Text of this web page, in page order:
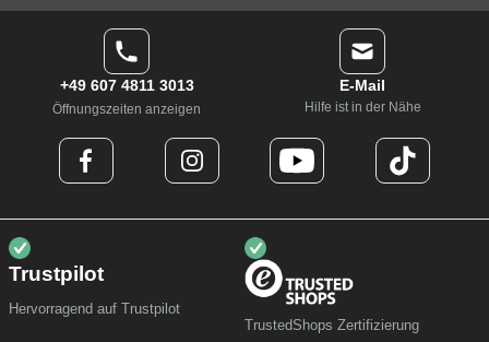
+49 607 4811 3013
Öffnungszeiten anzeigen
E-Mail
Hilfe ist in der Nähe
Trustpilot
Hervorragend auf Trustpilot
TrustedShops Zertifizierung